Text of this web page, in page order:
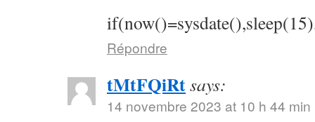
Répondre
tMtFQiRtsays:
14 novembre 2023 at 10 h 44 min